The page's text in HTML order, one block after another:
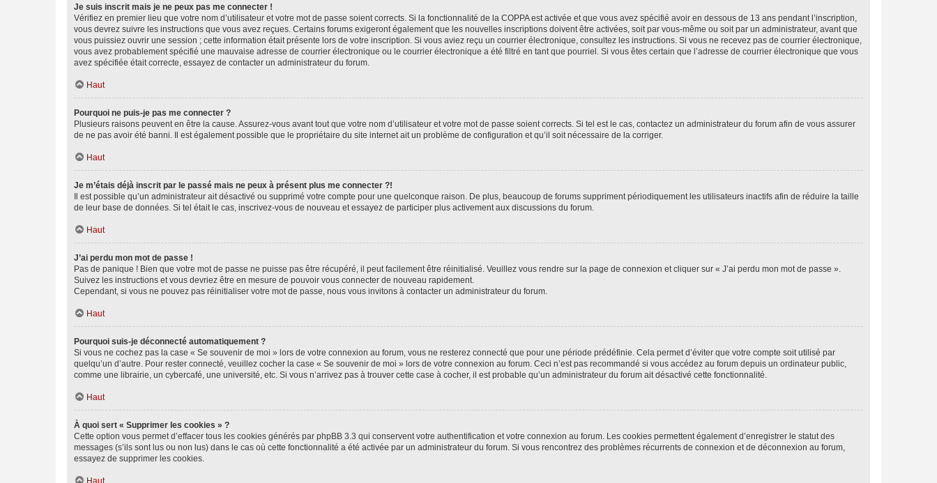
Je suis inscrit mais je ne peux pas me connecter !
Vérifiez en premier lieu que votre nom d’utilisateur et votre mot de passe soient corrects. Si la fonctionnalité de la COPPA est activée et que vous avez spécifié avoir en dessous de 13 ans pendant l’inscription,
vous devrez suivre les instructions que vous avez reçues. Certains forums exigeront également que les nouvelles inscriptions doivent être activées, soit par vous-même ou soit par un administrateur, avant que
vous puissiez ouvrir une session ; cette information était présente lors de votre inscription. Si vous aviez reçu un courrier électronique, consultez les instructions. Si vous ne recevez pas de courrier électronique,
vous avez probablement spécifié une mauvaise adresse de courrier électronique ou le courrier électronique a été filtré en tant que pourriel. Si vous êtes certain que l’adresse de courrier électronique que vous
avez spécifiée était correcte, essayez de contacter un administrateur du forum.
Haut
Pourquoi ne puis-je pas me connecter ?
Plusieurs raisons peuvent en être la cause. Assurez-vous avant tout que votre nom d’utilisateur et votre mot de passe soient corrects. Si tel est le cas, contactez un administrateur du forum afin de vous assurer
de ne pas avoir été banni. Il est également possible que le propriétaire du site internet ait un problème de configuration et qu’il soit nécessaire de la corriger.
Haut
Je m’étais déjà inscrit par le passé mais ne peux à présent plus me connecter ?!
Il est possible qu’un administrateur ait désactivé ou supprimé votre compte pour une quelconque raison. De plus, beaucoup de forums suppriment périodiquement les utilisateurs inactifs afin de réduire la taille
de leur base de données. Si tel était le cas, inscrivez-vous de nouveau et essayez de participer plus activement aux discussions du forum.
Haut
J’ai perdu mon mot de passe !
Pas de panique ! Bien que votre mot de passe ne puisse pas être récupéré, il peut facilement être réinitialisé. Veuillez vous rendre sur la page de connexion et cliquer sur « J’ai perdu mon mot de passe ».
Suivez les instructions et vous devriez être en mesure de pouvoir vous connecter de nouveau rapidement.
Cependant, si vous ne pouvez pas réinitialiser votre mot de passe, nous vous invitons à contacter un administrateur du forum.
Haut
Pourquoi suis-je déconnecté automatiquement ?
Si vous ne cochez pas la case « Se souvenir de moi » lors de votre connexion au forum, vous ne resterez connecté que pour une période prédéfinie. Cela permet d’éviter que votre compte soit utilisé par
quelqu’un d’autre. Pour rester connecté, veuillez cocher la case « Se souvenir de moi » lors de votre connexion au forum. Ceci n’est pas recommandé si vous accédez au forum depuis un ordinateur public,
comme une librairie, un cybercafé, une université, etc. Si vous n’arrivez pas à trouver cette case à cocher, il est probable qu’un administrateur du forum ait désactivé cette fonctionnalité.
Haut
À quoi sert « Supprimer les cookies » ?
Cette option vous permet d’effacer tous les cookies générés par phpBB 3.3 qui conservent votre authentification et votre connexion au forum. Les cookies permettent également d’enregistrer le statut des
messages (s’ils sont lus ou non lus) dans le cas où cette fonctionnalité a été activée par un administrateur du forum. Si vous rencontrez des problèmes récurrents de connexion et de déconnexion au forum,
essayez de supprimer les cookies.
Haut